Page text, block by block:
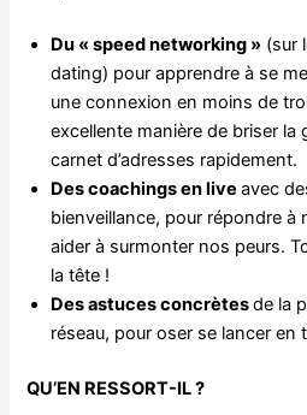
Du « speed networking » (sur
dating) pour apprendre à se
une connexion en moins de
excellente manière de briser la
carnet d’adresses rapidement.
Des coachings en liveavec
bienveillance, pour répondre à
aider à surmonter nos peurs.
la tête !
Des astuces concrètesde la
réseau, pour oser se lancer en
QU’EN RESSORT-IL ?